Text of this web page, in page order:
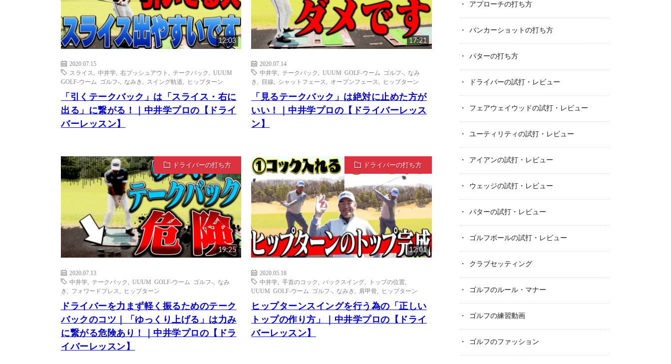
12:03
2020.07.15
スライス
中井学 右プッシュアウト テークバック
UUUM
GOLF-ウーム ゴルフ-
なみき スイング軌道 ヒップターン
「引くテークバック」は「スライス・右に
出る」に繋がる！｜中井学プロの【ドライ
バーレッスン】
17:21
2020.07.14
中井学
テークバック ,UUUM GOLF-ウーム ゴルフ-
なみ
き
目線 シャットフェース オープンフェース ヒップターン
「見るテークバック」は絶対に止めた方が
いい！｜中井学プロの【ドライバーレッス
ン】
ドライバーの打ち方
19:25
2020.07.13
中井学
テークバック UUUM GOLF-ウーム ゴルフ-
なみ
き
フォワードプレス ヒップターン
ドライバーを力まず軽く振るためのテーク
バックのコツ｜「ゆっくり上げる」は力み
に繋がる危険あり！｜中井学プロの【ドラ
イバーレッスン】
ドライバーの打ち方
12:01
2020.05.18
中井学 ,手首のコック バックスイング トップの位置
UUUM GOLF-ウーム ゴルフ-
なみき 肩甲骨 ヒップターン
ヒップターンスイングを行う為の「正しい
トップの作り方」｜中井学プロの【ドライ
バーレッスン】
アプローチの打ち方
バンカーショットの打ち方
パターの打ち方
ドライバーの試打・レビュー
フェアウェイウッドの試打・レビュー
ユーティリティの試打・レビュー
アイアンの試打・レビュー
ウェッジの試打・レビュー
パターの試打・レビュー
ゴルフボールの試打・レビュー
クラブセッティング
ゴルフのルール・マナー
ゴルフの練習動画
ゴルフのファッション